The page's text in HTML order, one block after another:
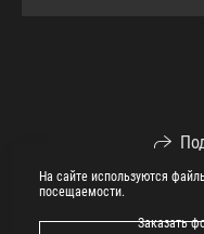
Заказать
На сайте используются
посещаемости.